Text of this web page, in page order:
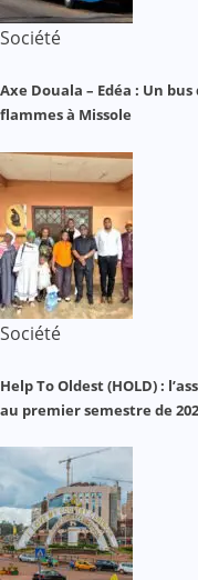
Société
Axe Douala – Edéa : Un
flammes à Missole
Société
Help To Oldest (HOLD) :
au premier semestre de